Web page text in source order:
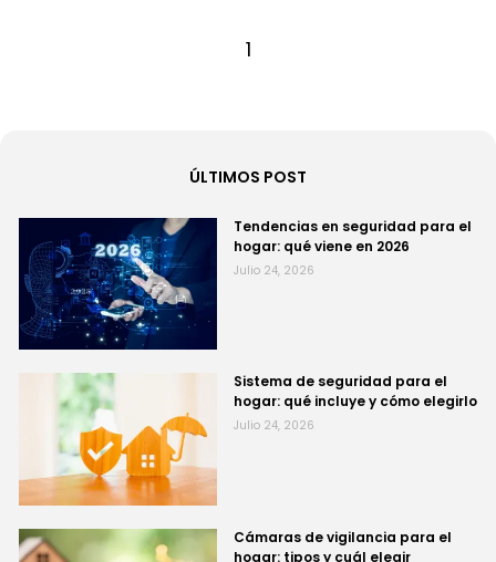
1
ÚLTIMOS POST
Tendencias en seguridad para el
hogar: qué viene en 2026
Julio 24, 2026
Sistema de seguridad para el
hogar: qué incluye y cómo elegirlo
Julio 24, 2026
Cámaras de vigilancia para el
hogar: tipos y cuál elegir